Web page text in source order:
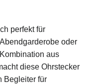
perfekt für
oder
aus
diese Ohrstecker
Begleiter für